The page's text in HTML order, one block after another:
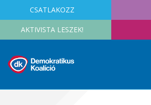
CSATLAKOZZ
AKTIVISTA LESZEK!